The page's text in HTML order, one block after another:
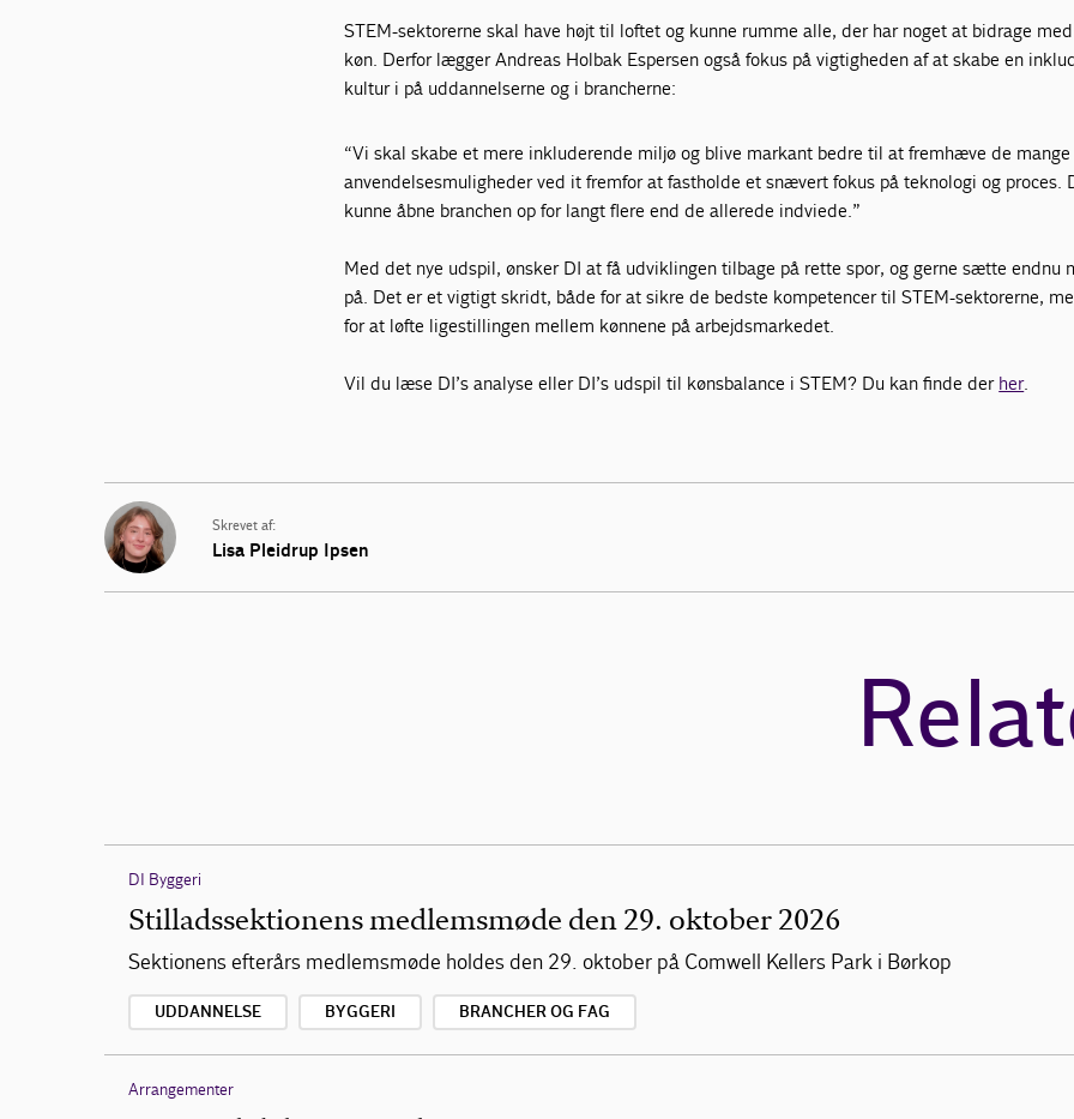
STEM-sektorerne skal have højt til loftet og kunne rumme alle, der har noget at bidrage
køn. Derfor lægger Andreas Holbak Espersen også fokus på vigtigheden af at skabe en
kultur i på uddannelserne og i brancherne:
“Vi skal skabe et mere inkluderende miljø og blive markant bedre til at fremhæve de mange
anvendelsesmuligheder ved it fremfor at fastholde et snævert fokus på teknologi og proces.
kunne åbne branchen op for langt flere end de allerede indviede.”
Med det nye udspil, ønsker DI at få udviklingen tilbage på rette spor, og gerne sætte endnu
på. Det er et vigtigt skridt, både for at sikre de bedste kompetencer til STEM-sektorerne,
for at løfte ligestillingen mellem kønnene på arbejdsmarkedet.
Vil du læse DI’s analyse eller DI’s udspil til kønsbalance i STEM? Du kan finde der her.
Skrevet af:
Lisa Pleidrup Ipsen
DI Byggeri
Stilladssektionens medlemsmøde den 29. oktober 2026
Sektionens efterårs medlemsmøde holdes den 29. oktober på Comwell Kellers Park i Børkop
UDDANNELSE BYGGERI BRANCHER OG FAG
Arrangementer